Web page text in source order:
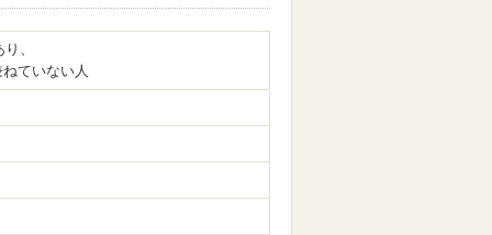
、
ていない人